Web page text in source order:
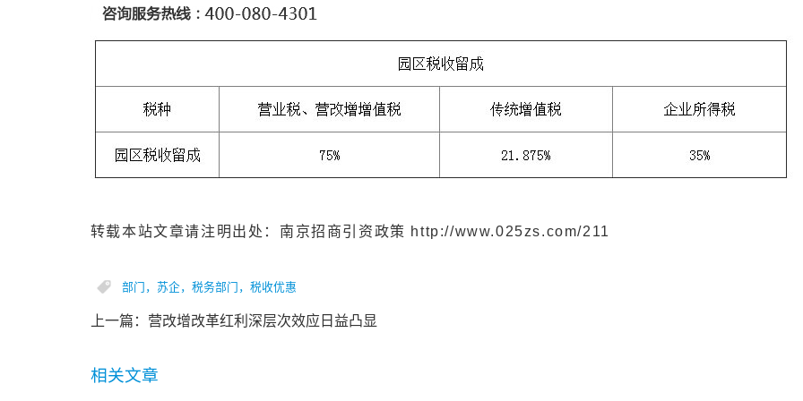
转载本站文章请注明出处：南京招商引资政策 http://www.025zs.com/211
部门，苏企，税务部门，税收优惠
上一篇： 营改增改革红利深层次效应日益凸显
相关文章